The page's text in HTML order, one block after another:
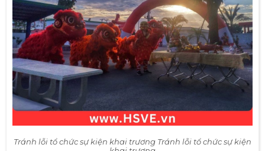
Tránh lỗi tổ chức sự kiện khai trương Tránh lỗi tổ chức sự kiện